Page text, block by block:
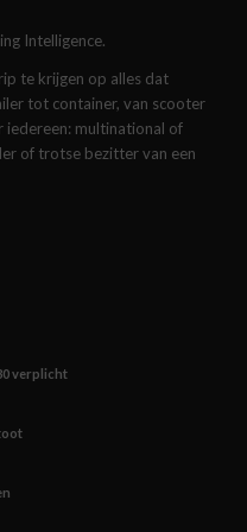
Intelligence.
te krijgen op alles dat
tot container, van scooter
multinational of
of trotse bezitter van een
verplicht